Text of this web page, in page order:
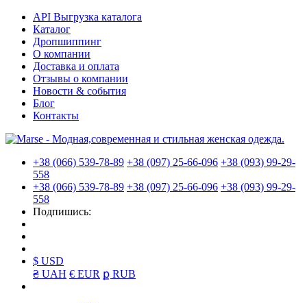
API Выгрузка каталога
Каталог
Дропшиппинг
О компании
Доставка и оплата
Отзывы о компании
Новости & события
Блог
Контакты
+38 (066) 539-78-89 +38 (097) 25-66-096 +38 (093) 99-29-
558
+38 (066) 539-78-89 +38 (097) 25-66-096 +38 (093) 99-29-
558
Подпишись:
$ USD
₴ UAH € EUR ք RUB